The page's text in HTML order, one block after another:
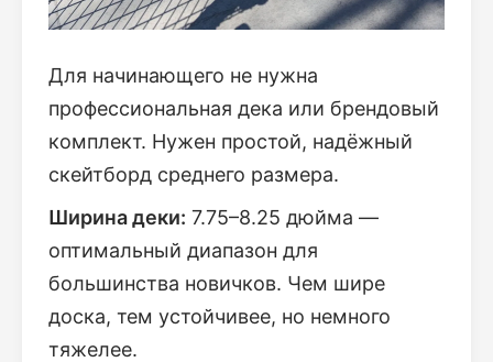
Для начинающего не нужна
профессиональная дека или брендовый
комплект. Нужен простой, надёжный
скейтборд среднего размера.
Ширина деки: 7.75–8.25 дюйма —
оптимальный диапазон для
большинства новичков. Чем шире
доска, тем устойчивее, но немного
тяжелее.